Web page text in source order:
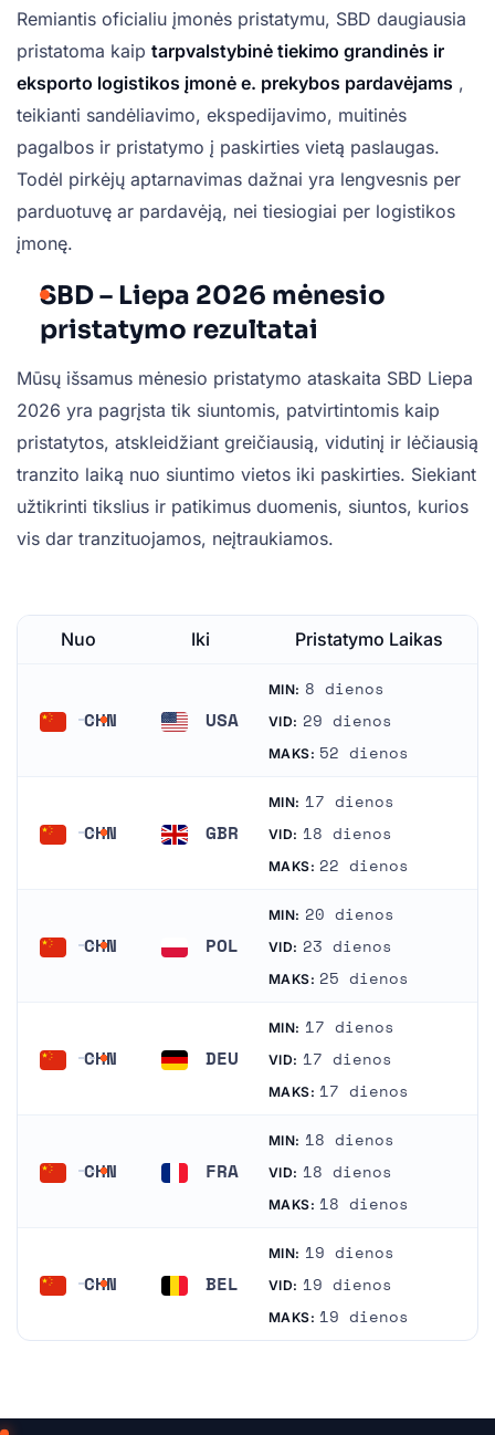
Remiantis oficialiu įmonės pristatymu, SBD daugiausia
pristatoma kaip tarpvalstybinė tiekimo grandinės ir
eksporto logistikos įmonė e. prekybos pardavėjams ,
teikianti sandėliavimo, ekspedijavimo, muitinės
pagalbos ir pristatymo į paskirties vietą paslaugas.
Todėl pirkėjų aptarnavimas dažnai yra lengvesnis per
parduotuvę ar pardavėją, nei tiesiogiai per logistikos
įmonę.
SBD – Liepa 2026 mėnesio
pristatymo rezultatai
Mūsų išsamus mėnesio pristatymo ataskaita SBD Liepa
2026 yra pagrįsta tik siuntomis, patvirtintomis kaip
pristatytos, atskleidžiant greičiausią, vidutinį ir lėčiausią
tranzito laiką nuo siuntimo vietos iki paskirties. Siekiant
užtikrinti tikslius ir patikimus duomenis, siuntos, kurios
vis dar tranzituojamos, neįtraukiamos.
Nuo Iki Pristatymo Laikas
CHN USA
Jungtinės Valstijos
MIN: 8 dienos
VID: 29 dienos
MAKS: 52 dienos
CHN GBR
Jungtinė Karalystė
MIN: 17 dienos
VID: 18 dienos
MAKS: 22 dienos
CHN POL
MIN: 20 dienos
VID: 23 dienos
MAKS: 25 dienos
CHN DEU
MIN: 17 dienos
VID: 17 dienos
MAKS: 17 dienos
CHN FRA
MIN: 18 dienos
VID: 18 dienos
MAKS: 18 dienos
CHN BEL
MIN: 19 dienos
VID: 19 dienos
MAKS: 19 dienos